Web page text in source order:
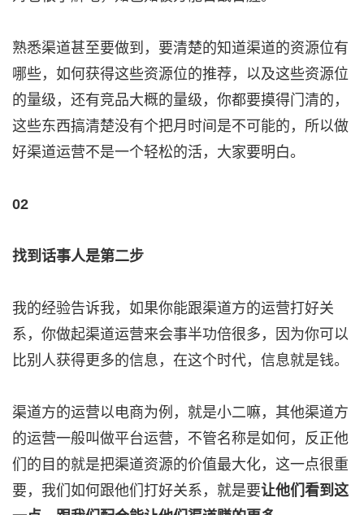
熟悉渠道甚至要做到，要清楚的知道渠道的资源位有
哪些，如何获得这些资源位的推荐，以及这些资源位
的量级，还有竞品大概的量级，你都要摸得门清的，
这些东西搞清楚没有个把月时间是不可能的，所以做
好渠道运营不是一个轻松的活，大家要明白。
02
找到话事人是第二步
我的经验告诉我，如果你能跟渠道方的运营打好关
系，你做起渠道运营来会事半功倍很多，因为你可以
比别人获得更多的信息，在这个时代，信息就是钱。
渠道方的运营以电商为例，就是小二嘛，其他渠道方
的运营一般叫做平台运营，不管名称是如何，反正他
们的目的就是把渠道资源的价值最大化，这一点很重
要，我们如何跟他们打好关系，就是要让他们看到这